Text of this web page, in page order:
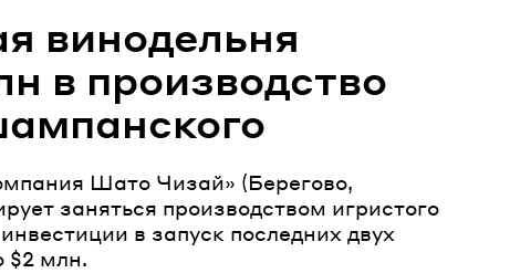
винодельня
в производство
Шато Чизай» (Берегово,
заняться производством игристого
в запуск последних двух
$2 млн.